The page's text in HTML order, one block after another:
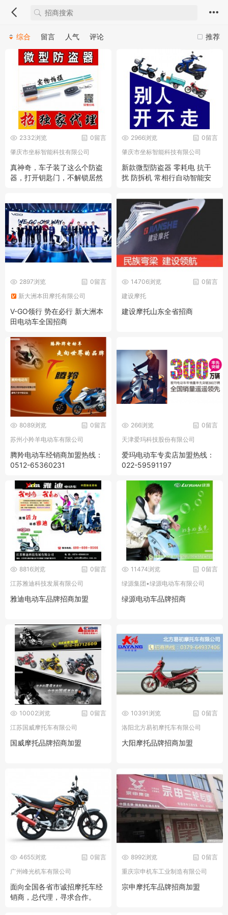
推荐
综合 留言 人气 评论
0留言
2332浏览
肇庆市坐标智能科技有限公司
真神奇，车子装了这么个防盗
器，打开钥匙门，不解锁居然
0留言
2966浏览
肇庆市坐标智能科技有限公司
新款微型防盗器 零耗电 抗干
扰 防拆机 常相行自动智能安
0留言
2897浏览
新大洲本田摩托有限公司
V-GO领行 势在必行 新大洲本
田电动车全国招商
0留言
14706浏览
建设摩托
建设摩托山东全省招商
0留言
8089浏览
苏州小羚羊电动车有限公司
腾羚电动车经销商加盟热线：
0512-65360231
0留言
266浏览
天津爱玛科技股份有限公司
爱玛电动车专卖店加盟热线：
022-59591197
0留言
8816浏览
江苏雅迪科技发展有限公司
雅迪电动车品牌招商加盟
0留言
11474浏览
绿源集团•绿源电动车有限公司
绿源电动车品牌招商
0留言
10002浏览
江苏国威摩托车有限公司
国威摩托品牌招商加盟
0留言
10391浏览
洛阳北方易初摩托车有限公司
大阳摩托品牌招商加盟
0留言
4655浏览
广州峰光机车有限公司
面向全国各省市诚招摩托车经
销商，总代理，寻求合作。
0留言
8992浏览
重庆宗申机车工业制造有限公司
宗申摩托车品牌招商加盟